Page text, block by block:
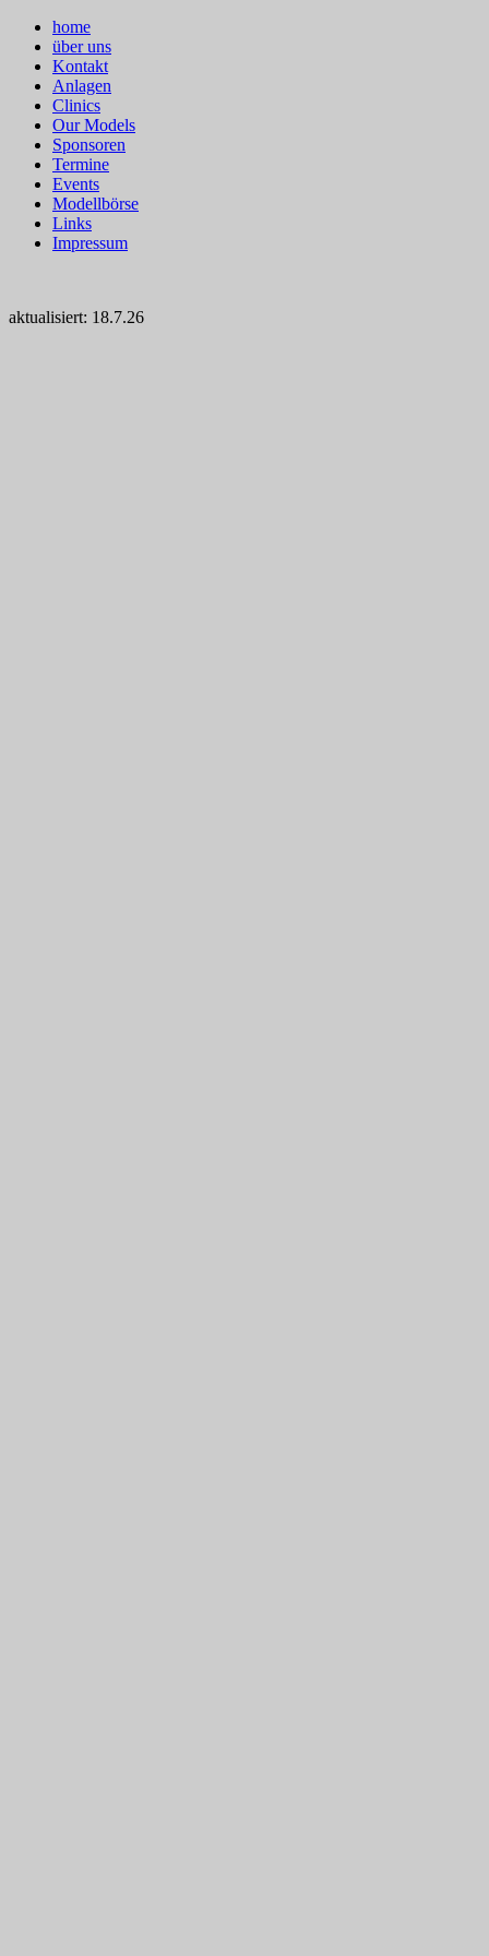
home
über uns
Kontakt
Anlagen
Clinics
Our Models
Sponsoren
Termine
Events
Modellbörse
Links
Impressum
aktualisiert: 18.7.26